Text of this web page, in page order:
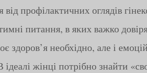
профілактичних оглядів
питання, в яких важко
здоров’я необхідно, але і
жінці потрібно знайти